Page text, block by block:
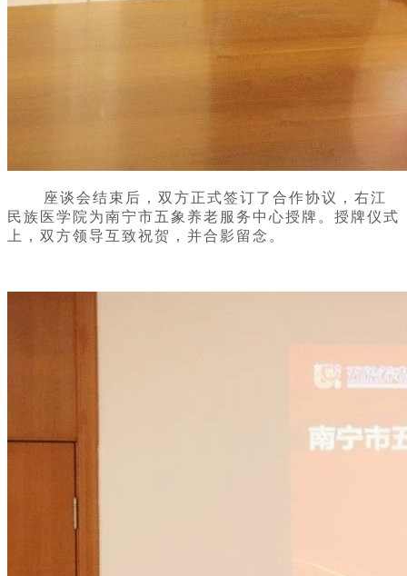
座谈会结束后，双方正式签订了合作协议，右江
民族医学院为南宁市五象养老服务中心授牌。授牌仪式
上，双方领导互致祝贺，并合影留念。